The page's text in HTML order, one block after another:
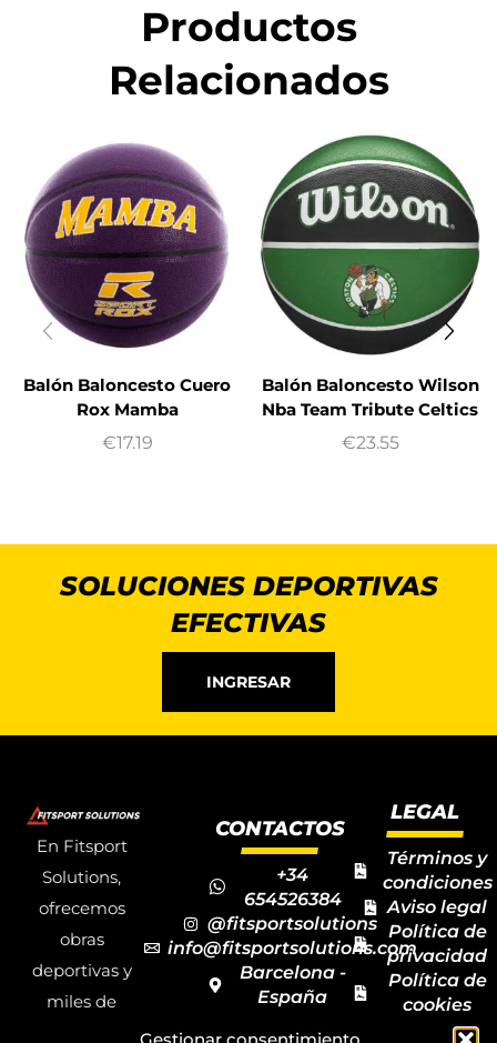
Productos
Relacionados
Balón Baloncesto Cuero
Rox Mamba
€17.19
Balón Baloncesto Wilson
Nba Team Tribute Celtics
€23.55
SOLUCIONES DEPORTIVAS
EFECTIVAS
INGRESAR
En Fitsport
Solutions,
ofrecemos
obras
deportivas y
miles de
CONTACTOS
+34
654526384
@fitsportsolutions
info@fitsportsolutions.com
Barcelona -
España
LEGAL
Términos y
condiciones
Aviso legal
Política de
privacidad
Política de
cookies